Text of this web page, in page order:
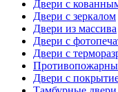
Двери с
Двери с зеркалом
Двери из массива
Двери с
Двери с
Двери с